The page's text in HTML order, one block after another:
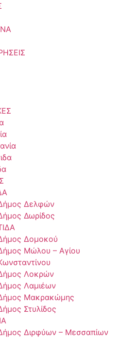
Δελφών
Δωρίδος
Δομοκού
Μώλου – Αγίου
Λοκρών
Λαμιέων
Μακρακώμης
Στυλίδος
Διρφύων – Μεσσαπίων